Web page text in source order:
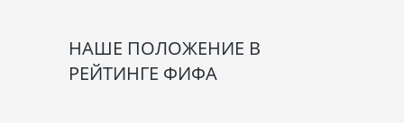
НАШЕ ПОЛОЖЕНИЕ В
РЕЙТИНГЕ ФИФА